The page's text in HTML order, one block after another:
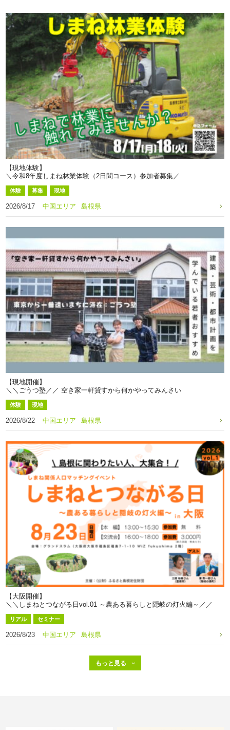
【現地体験】
＼令和8年度しまね林業体験（2日間コース）参加者募集／
体験 募集 現地
2026/8/17 中国エリア 島根県
【現地開催】
＼＼ごうつ塾／／ 空き家一軒貸すから何かやってみんさい
体験 現地
2026/8/22 中国エリア 島根県
【大阪開催】
＼＼しまねとつながる日vol.01 ～農ある暮らしと隠岐の灯火編～／／
リアル セミナー
2026/8/23 中国エリア 島根県